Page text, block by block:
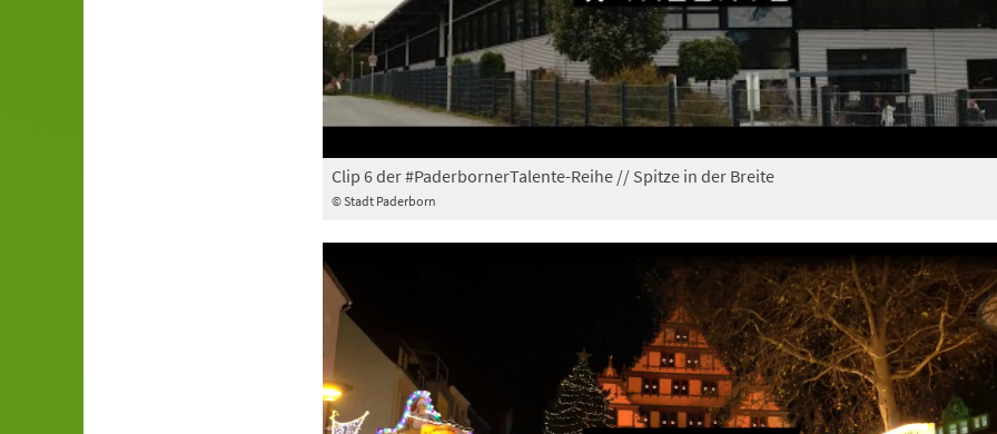
© Stadt Paderborn
Clip 6 der #PaderbornerTalente-Reihe // Spitze in der Breite